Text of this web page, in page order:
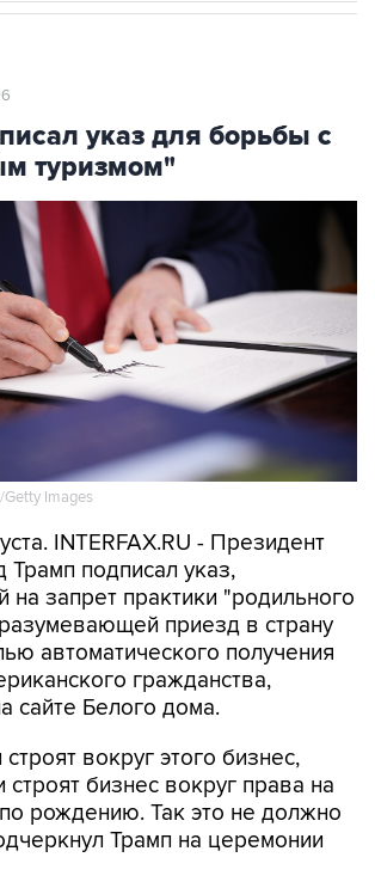
указ для борьбы с
туризмом"
Images
INTERFAX.RU - Президент
подписал указ,
на запрет практики "родильного
приезд в страну
автоматического получения
гражданства,
сайте Белого дома.
вокруг этого бизнес,
бизнес вокруг права на
рождению. Так это не должно
Трамп на церемонии